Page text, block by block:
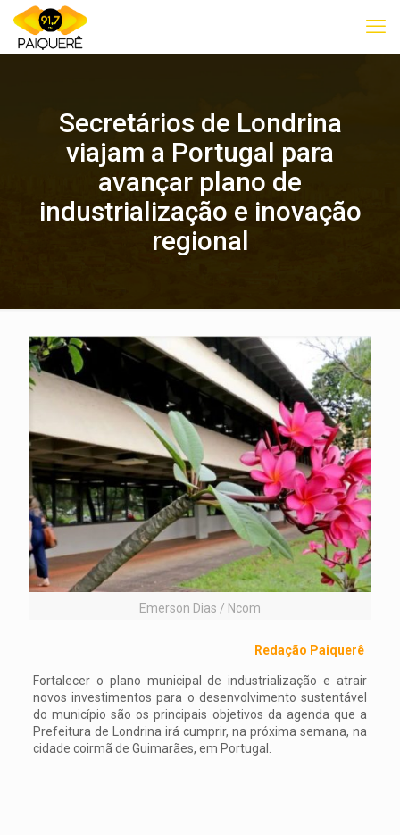
Secretários de Londrina
viajam a Portugal para
avançar plano de
industrialização e inovação
regional
Emerson Dias / Ncom
Redação Paiquerê
Fortalecer o plano municipal de industrialização e atrair
novos investimentos para o desenvolvimento sustentável
do município são os principais objetivos da agenda que a
Prefeitura de Londrina irá cumprir, na próxima semana, na
cidade coirmã de Guimarães, em Portugal.